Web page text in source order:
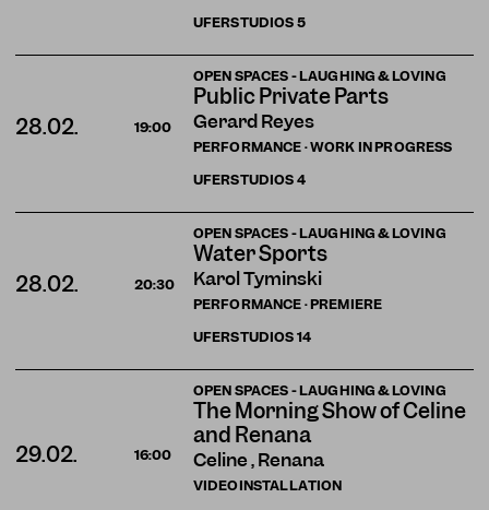
UFERSTUDIOS5
OPEN SPACES - LAUGHING & LOVING
Public Private Parts
Gerard Reyes
PERFORMANCE · WORK IN PROGRESS
28.02. 19:00
UFERSTUDIOS4
OPEN SPACES - LAUGHING & LOVING
Water Sports
Karol Tyminski
PERFORMANCE · PREMIERE
28.02. 20:30
UFERSTUDIOS14
OPEN SPACES - LAUGHING & LOVING
The Morning Show of Celine
and Renana
Celine , Renana
VIDEOINSTALLATION
29.02. 16:00